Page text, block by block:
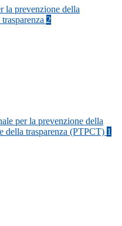
la prevenzione della
2
per la prevenzione della
della trasparenza (PTPCT) 1